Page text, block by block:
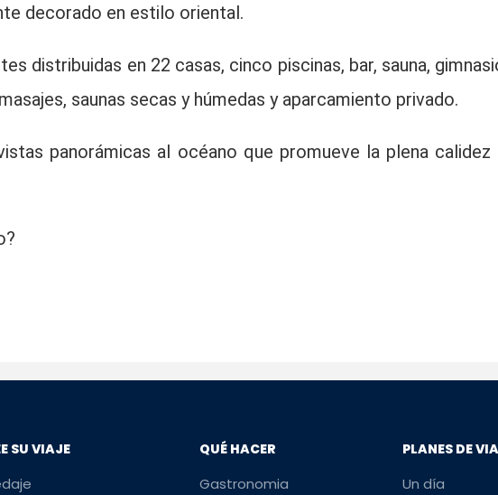
decorado en estilo oriental.
distribuidas en 22 casas, cinco piscinas, bar, sauna,
saunas secas y húmedas y aparcamiento privado.
panorámicas al océano que promueve la plena calidez
SU VIAJE QUÉ HACER
Gastronomia
PLANES DE
Un día